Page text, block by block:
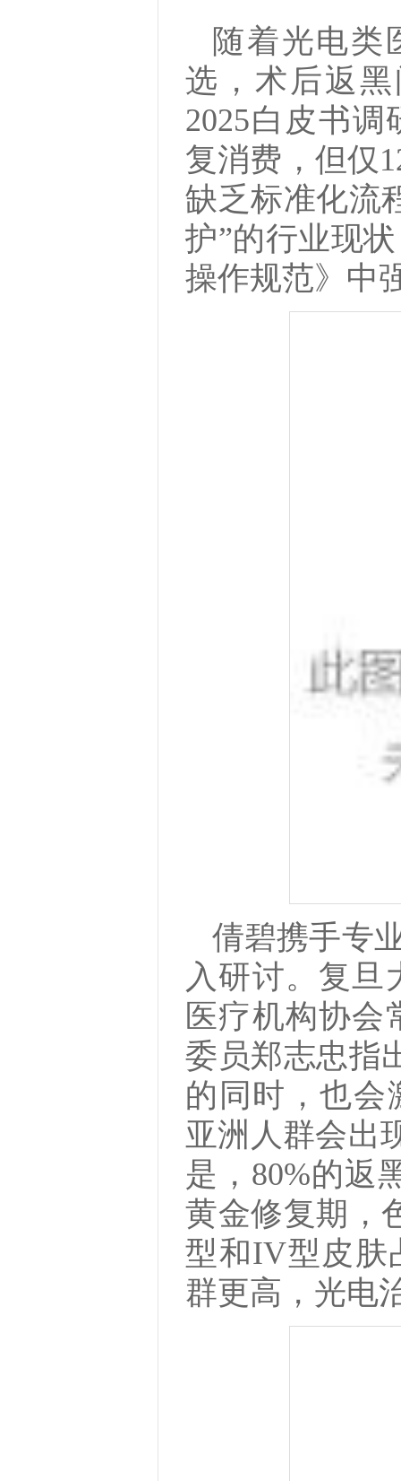
随着光电类
选，术后返
2025白皮书
复消费，但仅
缺乏标准化流
护”的行业现
操作规范》中
倩碧携手专
入研讨。复旦
医疗机构协
委员郑志忠指
的同时，也会
亚洲人群会出
是，80%的返
黄金修复期，
型和IV型皮肤
群更高，光电